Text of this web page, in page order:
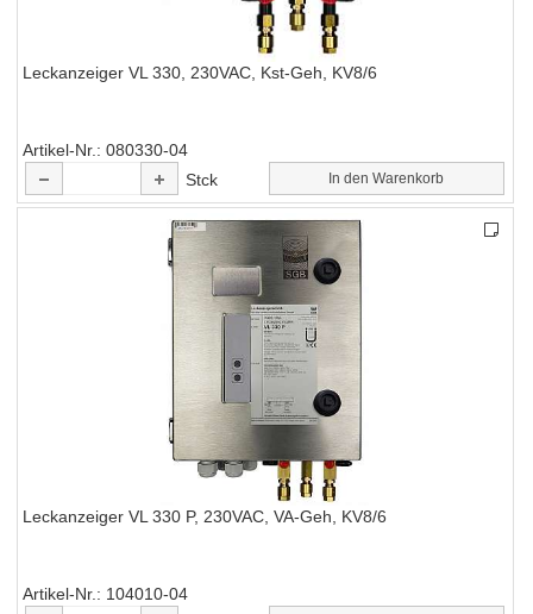
Leckanzeiger VL 330, 230VAC, Kst-Geh, KV8/6
Artikel-Nr. 080330-04
Stck
In den Warenkorb
Leckanzeiger VL 330 P, 230VAC, VA-Geh, KV8/6
Artikel-Nr.
104010-04